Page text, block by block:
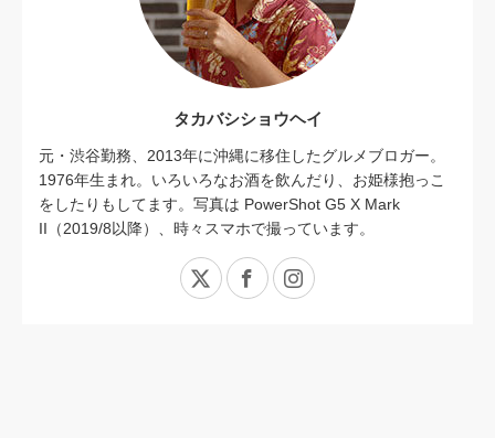
タカバシショウヘイ
元・渋谷勤務、2013年に沖縄に移住したグルメブロガー。
1976年生まれ。いろいろなお酒を飲んだり、お姫様抱っこ
をしたりもしてます。写真は PowerShot G5 X Mark
II（2019/8以降）、時々スマホで撮っています。
X FacebookInstagram